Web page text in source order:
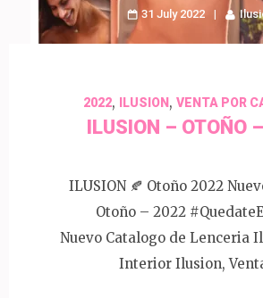
31 July 2022
2022, ILUSION , VENTA POR
ILUSION – OTOÑO
ILUSION 🍂 Otoño 2022
Otoño – 2022
Nuevo Catalogo de Lenceria
Interior Ilusion,